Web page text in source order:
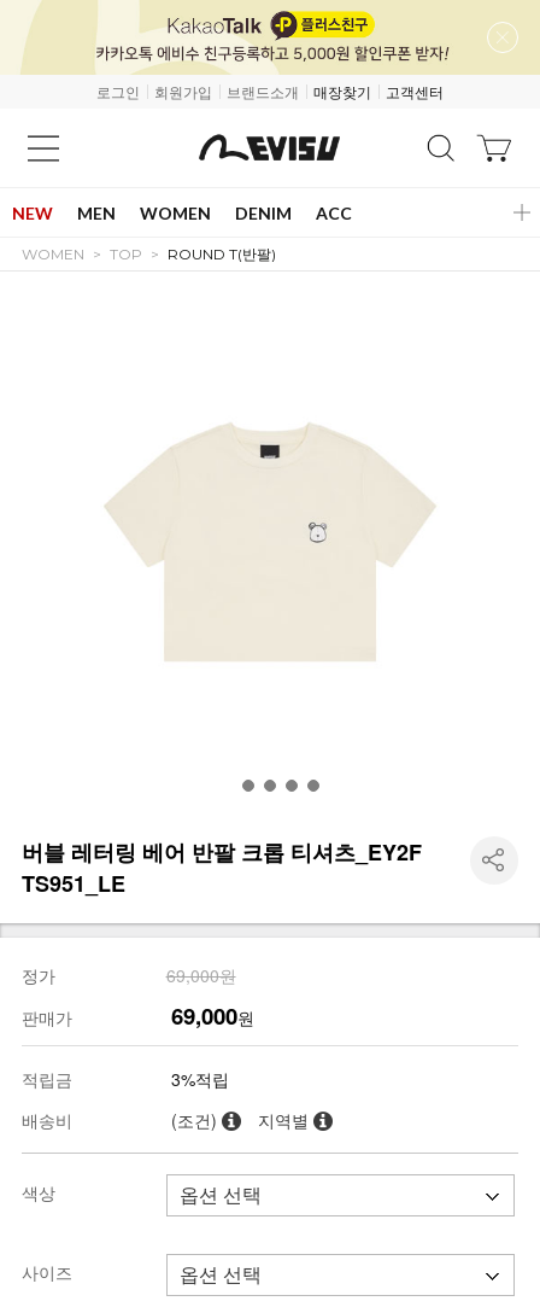
로그인 회원가입 브랜드소개 매장찾기 고객센터
NEW MEN WOMEN DENIM ACC
WOMEN TOP ROUND T(반팔)
버블 레터링 베어 반팔 크롭 티셔츠_EY2F
TS951_LE
정가
69,000원
판매가
69,000원
적립금
3%적립
배송비
(조건) 지역별
색상
사이즈